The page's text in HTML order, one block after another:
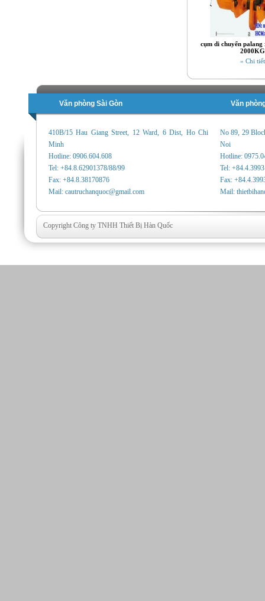
cụm di chuyển
2000KG
» Chi tiết
Văn phòng Sài Gòn Văn
410B/15 Hau Giang Street, 12 Ward, 6 Dist, Ho Chi
Minh
Hotline: 0906.604.608
Tel: +84.8.62901378/88/99
Fax: +84.8.38170876
Mail: cautruchanquoc@gmail.com
No 89, 29
Noi
Hotline:
Tel:
Fax:
Mail:
Copyright Công ty TNHH Thiết Bị Hàn Quốc